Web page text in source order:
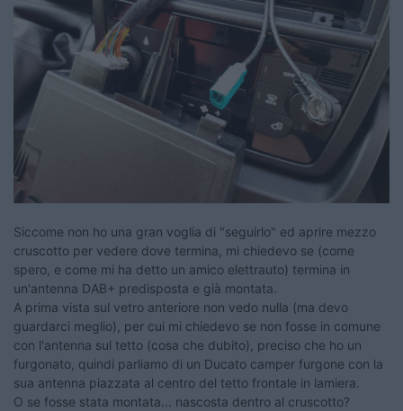
Siccome non ho una gran voglia di "seguirlo" ed aprire mezzo
cruscotto per vedere dove termina, mi chiedevo se (come
spero, e come mi ha detto un amico elettrauto) termina in
un'antenna DAB+ predisposta e già montata.
A prima vista sul vetro anteriore non vedo nulla (ma devo
guardarci meglio), per cui mi chiedevo se non fosse in comune
con l'antenna sul tetto (cosa che dubito), preciso che ho un
furgonato, quindi parliamo di un Ducato camper furgone con la
sua antenna piazzata al centro del tetto frontale in lamiera.
O se fosse stata montata... nascosta dentro al cruscotto?